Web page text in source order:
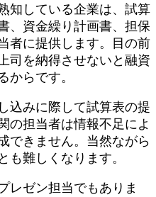
知している企業は、試算
、資金繰り計画書、担保
者に提供します。目の前
司を納得させないと融資
からです。
込みに際して試算表の提
の担当者は情報不足によ
できません。当然ながら
も難しくなります。
レゼン担当でもありま